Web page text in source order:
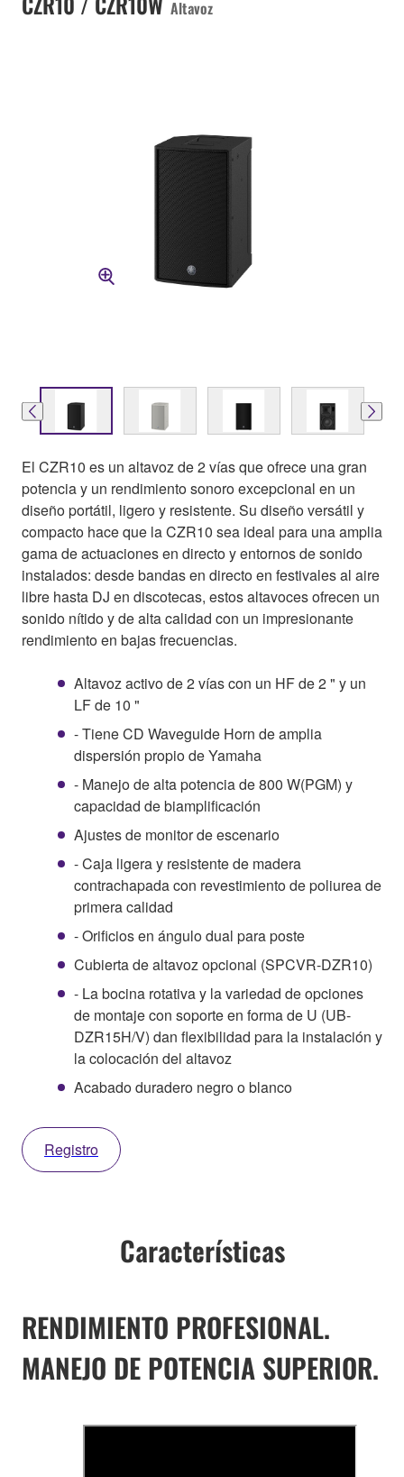
Altavoz
El CZR10 es un altavoz de 2 vías que ofrece una gran
potencia y un rendimiento sonoro excepcional en un
diseño portátil, ligero y resistente. Su diseño versátil y
compacto hace que la CZR10 sea ideal para una amplia
gama de actuaciones en directo y entornos de sonido
instalados: desde bandas en directo en festivales al aire
libre hasta DJ en discotecas, estos altavoces ofrecen un
sonido nítido y de alta calidad con un impresionante
rendimiento en bajas frecuencias.
Altavoz activo de 2 vías con un HF de 2 " y un
LF de 10 "
- Tiene CD Waveguide Horn de amplia
dispersión propio de Yamaha
- Manejo de alta potencia de 800 W(PGM) y
capacidad de biamplificación
Ajustes de monitor de escenario
- Caja ligera y resistente de madera
contrachapada con revestimiento de poliurea de
primera calidad
- Orificios en ángulo dual para poste
Cubierta de altavoz opcional (SPCVR-DZR10)
- La bocina rotativa y la variedad de opciones
de montaje con soporte en forma de U (UB-
DZR15H/V) dan flexibilidad para la instalación y
la colocación del altavoz
Acabado duradero negro o blanco
Registro
Características
RENDIMIENTO PROFESIONAL.
MANEJO DE POTENCIA SUPERIOR.